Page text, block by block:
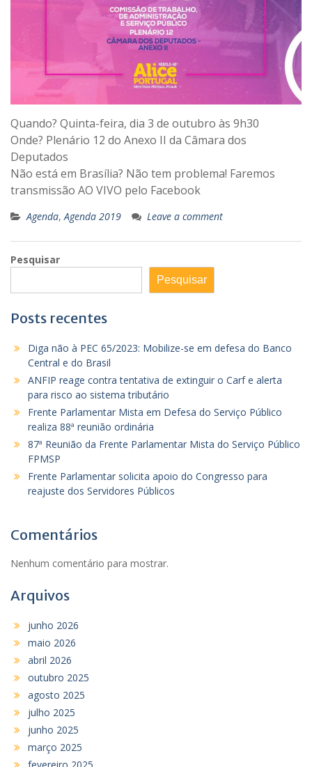
Quando? Quinta-feira, dia 3 de outubro às 9h30
Onde? Plenário 12 do Anexo II da Câmara dos
Deputados
Não está em Brasília? Não tem problema! Faremos
transmissão AO VIVO pelo Facebook
Agenda, Agenda 2019 Leave a comment
Pesquisar
Pesquisar
Posts recentes
Diga não à PEC 65/2023: Mobilize-se em defesa do Banco
Central e do Brasil
ANFIP reage contra tentativa de extinguir o Carf e alerta
para risco ao sistema tributário
Frente Parlamentar Mista em Defesa do Serviço Público
realiza 88ª reunião ordinária
87ª Reunião da Frente Parlamentar Mista do Serviço Público
FPMSP
Frente Parlamentar solicita apoio do Congresso para
reajuste dos Servidores Públicos
Comentários
Nenhum comentário para mostrar.
Arquivos
junho 2026
maio 2026
abril 2026
outubro 2025
agosto 2025
julho 2025
junho 2025
março 2025